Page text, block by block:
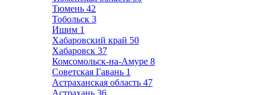
Тюмень 42
Тобольск 3
Ишим 1
Хабаровский край 50
Хабаровск 37
Комсомольск-на-Амуре 8
Советская Гавань 1
Астраханская область 47
Астрахань 36